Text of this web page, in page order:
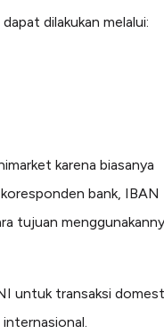
dilakukan melalui:
karena biasanya
bank, IBAN
tujuan
untuk transaksi